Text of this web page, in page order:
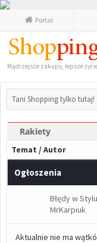
Portal
Mądrzejsze zakupy, lepsze
Tani Shopping tylko tutaj!
Rakiety
Temat /Autor
Ogłoszenia
Błędy w Stylu
MrKarpiuk
Aktualnie nie ma